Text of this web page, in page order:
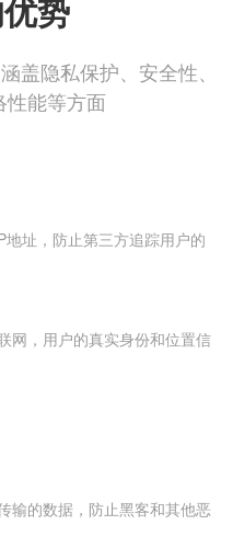
势
盖隐私保护、安全性、
性能等方面
址，防止第三方追踪用户的
网，用户的真实身份和位置信
输的数据，防止黑客和其他恶